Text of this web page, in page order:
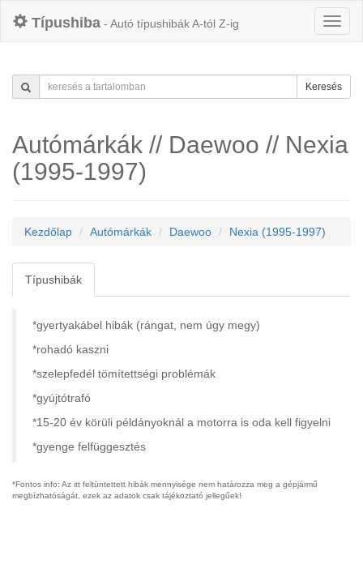
Típushiba - Autó típushibák A-tól Z-ig
Keresés
Autómárkák // Daewoo // Nexia
(1995-1997)
Kezdőlap Autómárkák Daewoo Nexia (1995-1997)
Típushibák
*gyertyakábel hibák (rángat, nem úgy megy)
*rohadó kaszni
*szelepfedél tömítettségi problémák
*gyújtótrafó
*15-20 év körüli példányoknál a motorra is oda kell figyelni
*gyenge felfüggesztés
*Fontos info: Az itt feltüntettett hibák mennyisége nem határozza meg a gépjármű
megbízhatóságát, ezek az adatok csak tájékoztató jellegűek!